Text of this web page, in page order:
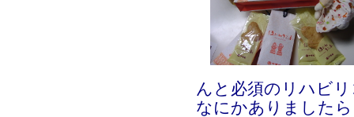
んと必須のリハビ
なにかありました